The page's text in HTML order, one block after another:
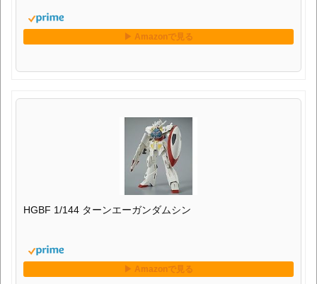
HGBF 1/144 ターンエーガンダムシン